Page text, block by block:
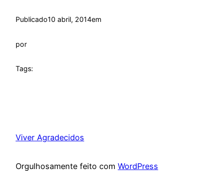
Publicado10 abril, 2014em
por
Tags:
Viver Agradecidos
Orgulhosamente feito com WordPress